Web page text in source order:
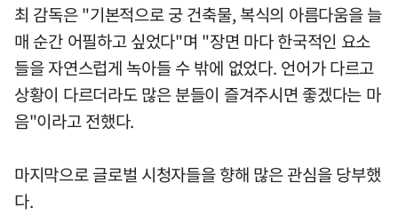
최 감독은 "기본적으로 궁 건축물, 복식의 아름다움을 늘
매 순간 어필하고 싶었다"며 "장면 마다 한국적인 요소
들을 자연스럽게 녹아들 수 밖에 없었다. 언어가 다르고
상황이 다르더라도 많은 분들이 즐겨주시면 좋겠다는 마
음"이라고 전했다.
마지막으로 글로벌 시청자들을 향해 많은 관심을 당부했
다.